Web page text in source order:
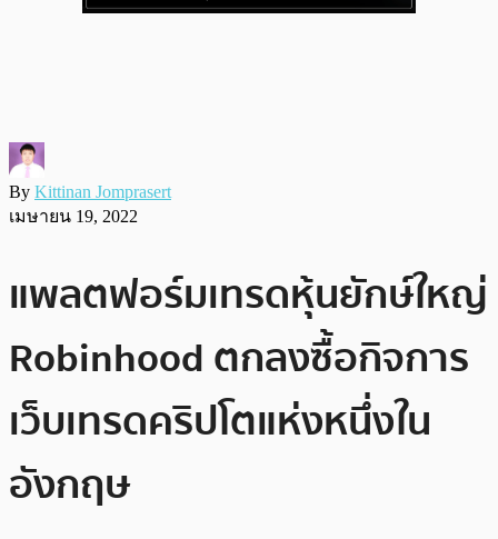
By Kittinan Jomprasert
เมษายน 19, 2022
แพลตฟอร์มเทรดหุ้นยักษ์ใหญ่
Robinhood ตกลงซื้อกิจการ
เว็บเทรดคริปโตแห่งหนึ่งใน
อังกฤษ